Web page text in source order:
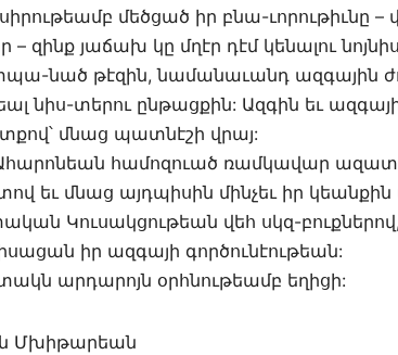
մեծցած իր բնա-ւորութիւնը
– զինք յաճախ կը մղէր դէմ կենալու
նած թէզին, նամանաւանդ ազգային
նիս-տերու ընթացքին: Ազգին եւ
մնաց պատնէշի վրայ:
համոզուած ռամկավար
եւ մնաց այդպիսին մինչեւ իր
Կուսակցութեան վեհ սկզ-
իր ազգայի գործունէութեան:
արդարոյն օրհնութեամբ եղիցի:
Մխիթարեան